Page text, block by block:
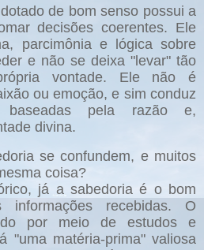
de bom senso possui a
decisões coerentes. Ele
parcimônia e lógica sobre
e não se deixa "levar" tão
vontade. Ele não é
ou emoção, e sim conduz
baseadas pela razão e,
divina.
se confundem, e muitos
coisa?
já a sabedoria é o bom
recebidas. O
por meio de estudos e
"uma matéria-prima" valiosa